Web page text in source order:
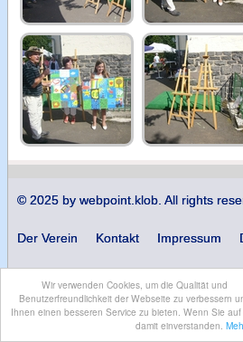
Wir verwenden Cookies, um die Qualität und
Benutzerfreundlichkeit der Webseite zu verbessern
Ihnen einen besseren Service zu bieten. Wenn Sie
damit einverstanden.
© 2025 by webpoint.klob. All rights
Der Verein Kontakt Impressum